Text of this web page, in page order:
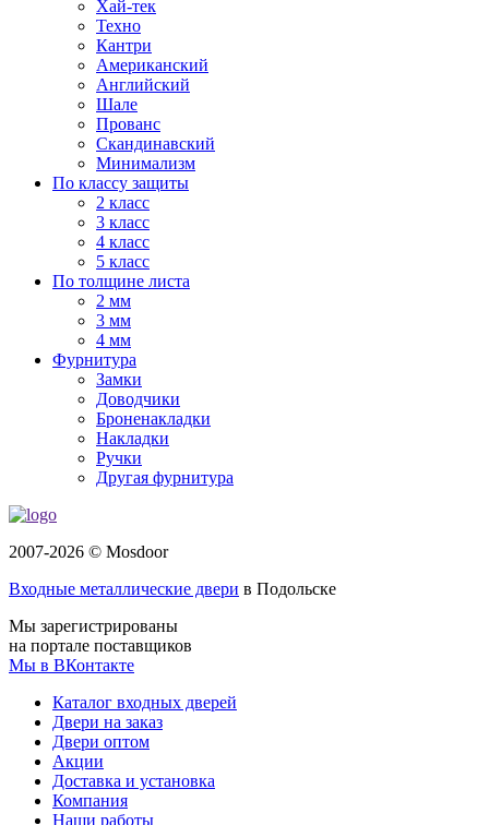
Хай-тек
Техно
Кантри
Американский
Английский
Шале
Прованс
Скандинавский
Минимализм
По классу защиты
2 класс
3 класс
4 класс
5 класс
По толщине листа
2 мм
3 мм
4 мм
Фурнитура
Замки
Доводчики
Броненакладки
Накладки
Ручки
Другая фурнитура
2007-2026 © Mosdoor
Входные металлические двери в Подольске
Мы зарегистрированы
на портале поставщиков
Мы в ВКонтакте
Каталог входных дверей
Двери на заказ
Двери оптом
Акции
Доставка и установка
Компания
Наши работы